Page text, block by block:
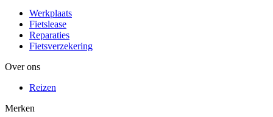
Werkplaats
Fietslease
Reparaties
Fietsverzekering
Over ons
Reizen
Merken